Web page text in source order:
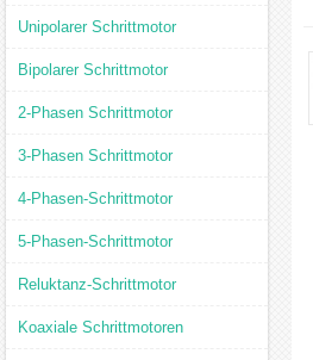
Unipolarer Schrittmotor
Bipolarer Schrittmotor
2-Phasen Schrittmotor
3-Phasen Schrittmotor
4-Phasen-Schrittmotor
5-Phasen-Schrittmotor
Reluktanz-Schrittmotor
Koaxiale Schrittmotoren